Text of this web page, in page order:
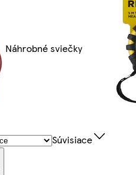
Náhrobné sviečky
Súvisiace